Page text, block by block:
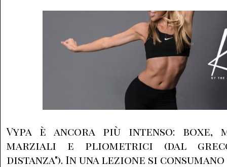
Vypa è ancora più intenso: boxe,
marziali e pliometrici (dal
distanza"). In una lezione si